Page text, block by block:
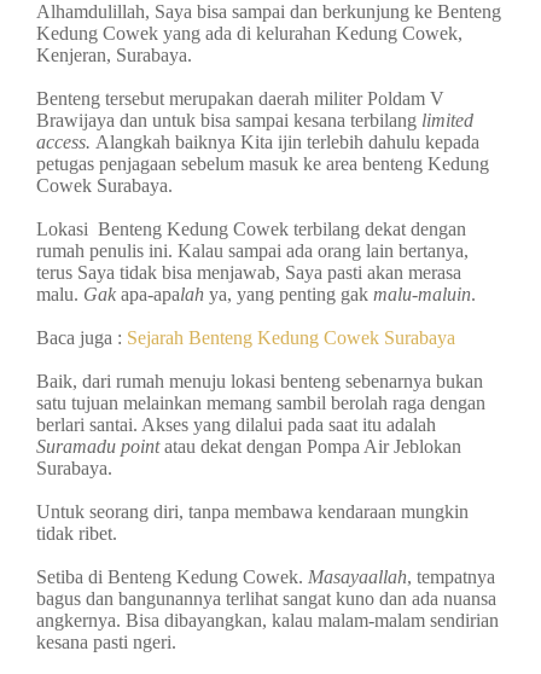
Alhamdulillah, Saya bisa sampai dan berkunjung ke Benteng
Kedung Cowek yang ada di kelurahan Kedung Cowek,
Kenjeran, Surabaya.
Benteng tersebut merupakan daerah militer Poldam V
Brawijaya dan untuk bisa sampai kesana terbilang limited
access. Alangkah baiknya Kita ijin terlebih dahulu kepada
petugas penjagaan sebelum masuk ke area benteng Kedung
Cowek Surabaya.
Lokasi Benteng Kedung Cowek terbilang dekat dengan
rumah penulis ini. Kalau sampai ada orang lain bertanya,
terus Saya tidak bisa menjawab, Saya pasti akan merasa
malu. Gak apa-apalah ya, yang penting gak malu-maluin.
Baca juga : Sejarah Benteng Kedung Cowek Surabaya
Baik, dari rumah menuju lokasi benteng sebenarnya bukan
satu tujuan melainkan memang sambil berolah raga dengan
berlari santai. Akses yang dilalui pada saat itu adalah
Suramadu pointatau dekat dengan Pompa Air Jeblokan
Surabaya.
Untuk seorang diri, tanpa membawa kendaraan mungkin
tidak ribet.
Setiba di Benteng Kedung Cowek. Masayaallah, tempatnya
bagus dan bangunannya terlihat sangat kuno dan ada nuansa
angkernya. Bisa dibayangkan, kalau malam-malam sendirian
kesana pasti ngeri.